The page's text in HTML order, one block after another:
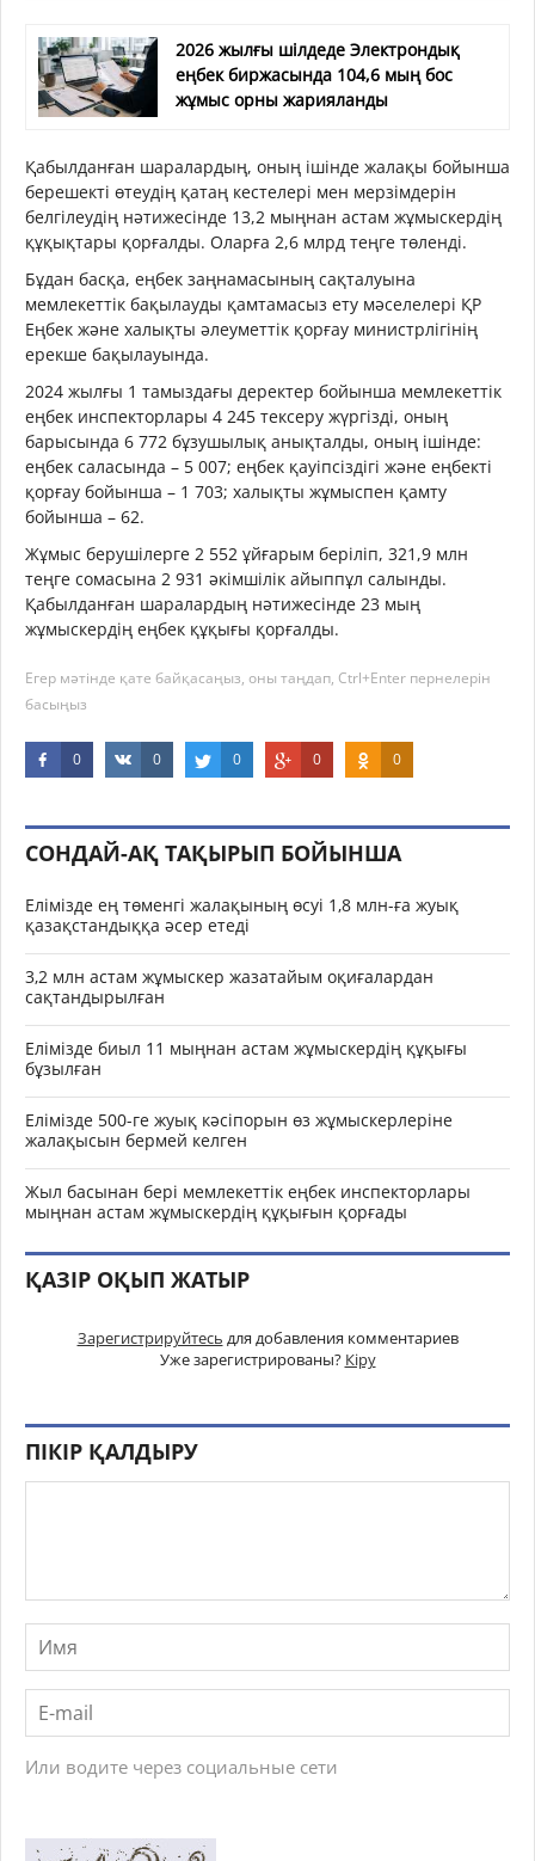
2026 жылғы шілдеде Электрондық
еңбек биржасында 104,6 мың бос
жұмыс орны жарияланды
Қабылданған шаралардың, оның ішінде жалақы бойынша
берешекті өтеудің қатаң кестелері мен мерзімдерін
белгілеудің нәтижесінде 13,2 мыңнан астам жұмыскердің
құқықтары қорғалды. Оларға 2,6 млрд теңге төленді.
Бұдан басқа, еңбек заңнамасының сақталуына
мемлекеттік бақылауды қамтамасыз ету мәселелері ҚР
Еңбек және халықты әлеуметтік қорғау министрлігінің
ерекше бақылауында.
2024 жылғы 1 тамыздағы деректер бойынша мемлекеттік
еңбек инспекторлары 4 245 тексеру жүргізді, оның
барысында 6 772 бұзушылық анықталды, оның ішінде:
еңбек саласында – 5 007; еңбек қауіпсіздігі және еңбекті
қорғау бойынша – 1 703; халықты жұмыспен қамту
бойынша – 62.
Жұмыс берушілерге 2 552 ұйғарым беріліп, 321,9 млн
теңге сомасына 2 931 әкімшілік айыппұл салынды.
Қабылданған шаралардың нәтижесінде 23 мың
жұмыскердің еңбек құқығы қорғалды.
Егер мәтінде қате байқасаңыз, оны таңдап, Ctrl+Enter пернелерін
басыңыз
0 0 0 0 0
СОНДАЙ-АҚ ТАҚЫРЫП БОЙЫНША
Елімізде ең төменгі жалақының өсуі 1,8 млн-ға жуық
қазақстандыққа әсер етеді
3,2 млн астам жұмыскер жазатайым оқиғалардан
сақтандырылған
Елімізде биыл 11 мыңнан астам жұмыскердің құқығы
бұзылған
Елімізде 500-ге жуық кәсіпорын өз жұмыскерлеріне
жалақысын бермей келген
Жыл басынан бері мемлекеттік еңбек инспекторлары
мыңнан астам жұмыскердің құқығын қорғады
ҚАЗІР ОҚЫП ЖАТЫР
Зарегистрируйтесь для добавления комментариев
Уже зарегистрированы? Кіру
ПІКІР ҚАЛДЫРУ
Или водите через социальные сети